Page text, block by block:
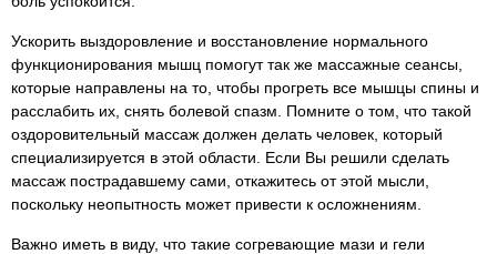
Ускорить выздоровление и восстановление нормального
функционирования мышц помогут так же массажные сеансы,
которые направлены на то, чтобы прогреть все мышцы спины и
расслабить их, снять болевой спазм. Помните о том, что такой
оздоровительный массаж должен делать человек, который
специализируется в этой области. Если Вы решили сделать
массаж пострадавшему сами, откажитесь от этой мысли,
поскольку неопытность может привести к осложнениям.
Важно иметь в виду, что такие согревающие мази и гели